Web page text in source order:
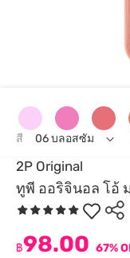
2P Original
ทูพี ออริจินอล โอ้
฿98.00 67%
สี 06 บลอสซัม